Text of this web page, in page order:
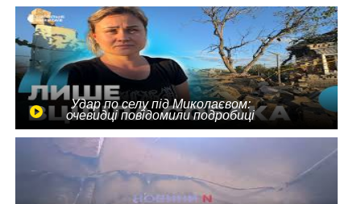
Удар по селу під Миколаєвом:
очевидці повідомили подробиці